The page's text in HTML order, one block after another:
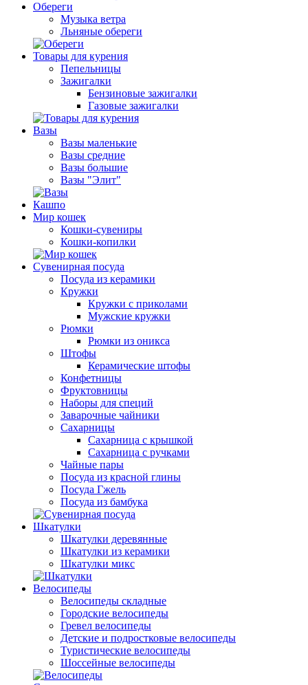
Обереги
Музыка ветра
Льняные обереги
Товары для курения
Пепельницы
Зажигалки
Бензиновые зажигалки
Газовые зажигалки
Вазы
Вазы маленькие
Вазы средние
Вазы большие
Вазы "Элит"
Кашпо
Мир кошек
Кошки-сувениры
Кошки-копилки
Сувенирная посуда
Посуда из керамики
Кружки
Кружки с приколами
Мужские кружки
Рюмки
Рюмки из оникса
Штофы
Керамические штофы
Конфетницы
Фруктовницы
Наборы для специй
Заварочные чайники
Сахарницы
Сахарница с крышкой
Сахарница с ручками
Чайные пары
Посуда из красной глины
Посуда Гжель
Посуда из бамбука
Шкатулки
Шкатулки деревянные
Шкатулки из керамики
Шкатулки микс
Велосипеды
Велосипеды складные
Городские велосипеды
Гревел велосипеды
Детские и подростковые велосипеды
Туристические велосипеды
Шоссейные велосипеды